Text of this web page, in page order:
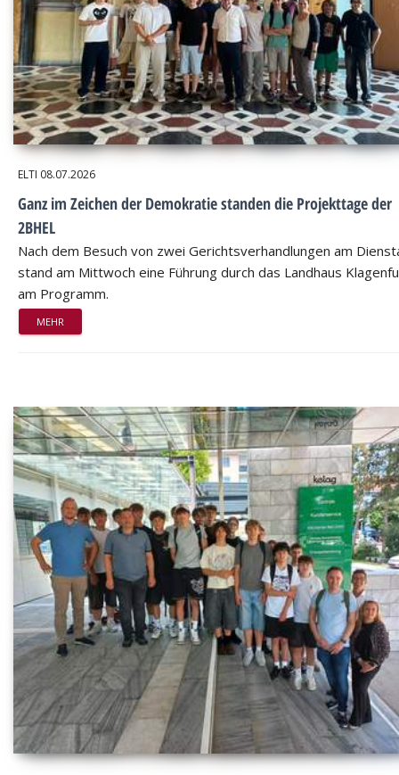
ELTI 08.07.2026
Ganz im Zeichen der Demokratie standen die Projekttage der
2BHEL
Nach dem Besuch von zwei Gerichtsverhandlungen am
stand am Mittwoch eine Führung durch das Landhaus
am Programm.
MEHR